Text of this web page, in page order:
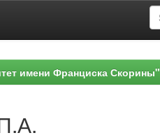
имени Франциска Скорины"